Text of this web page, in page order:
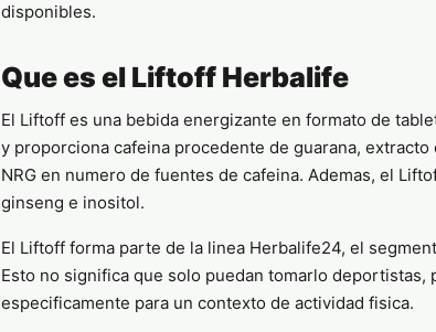
disponibles.
Que es el Liftoff Herbalife
El Liftoff es una bebida energizante en formato de
y proporciona cafeina procedente de guarana,
NRG en numero de fuentes de cafeina. Ademas, el
ginseng e inositol.
El Liftoff forma parte de la linea Herbalife24, el
Esto no significa que solo puedan tomarlo
especificamente para un contexto de actividad fisica.